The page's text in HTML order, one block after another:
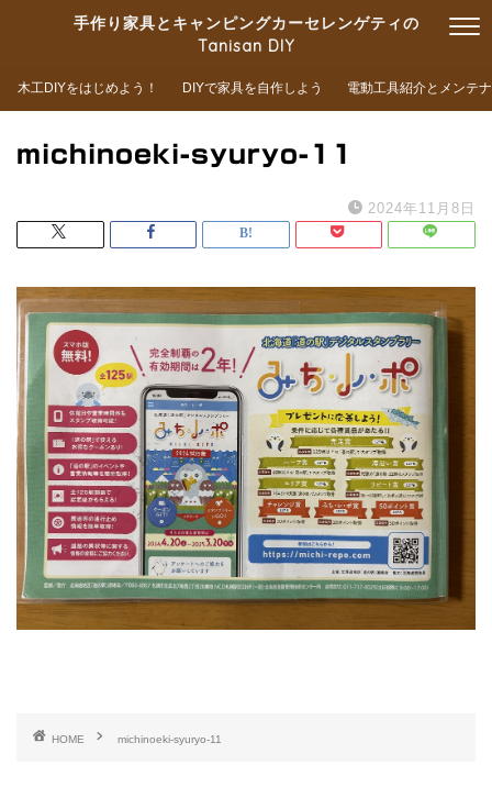
手作り家具とキャンピングカーセレンゲティの
Tanisan DIY
木工DIYをはじめよう！ DIYで家具を自作しよう 電動工具紹介とメンテ
michinoeki-syuryo-11
2024年11月8日
HOME michinoeki-syuryo-11